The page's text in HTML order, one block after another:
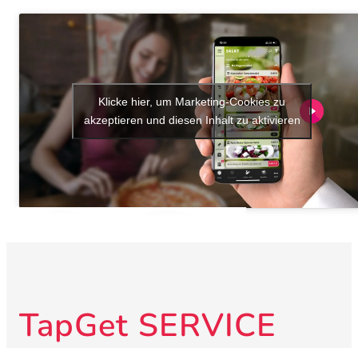
Klicke hier, um Marketing-Cookies zu
akzeptieren und diesen Inhalt zu aktivieren
TapGet SERVICE